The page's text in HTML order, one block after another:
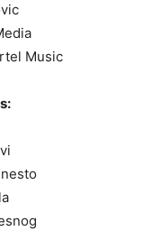
Music